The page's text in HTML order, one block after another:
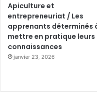
Apiculture et
entrepreneuriat / Les
apprenants déterminés
mettre en pratique leurs
connaissances
janvier 23, 2026